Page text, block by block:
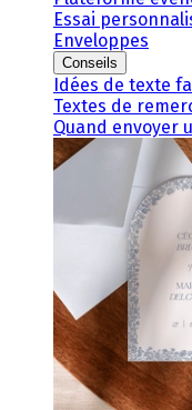
Essai
Enveloppes
Conseils
Idées de texte
Textes de
Quand envoyer